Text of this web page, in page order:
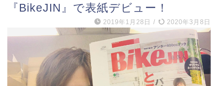
『BikeJIN』で表紙デビュー！
2019年1月28日 / 2020年3月8日